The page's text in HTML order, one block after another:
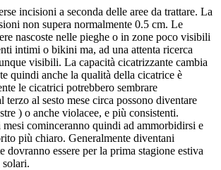
incisioni a seconda delle aree da trattare. La
non supera normalmente 0.5 cm. Le
nascoste nelle pieghe o in zone poco visibili
intimi o bikini ma, ad una attenta ricerca
visibili. La capacità cicatrizzante cambia
quindi anche la qualità della cicatrice è
le cicatrici potrebbero sembrare
al sesto mese circa possono diventare
) o anche violacee, e più consistenti.
mesi cominceranno quindi ad ammorbidirsi e
più chiaro. Generalmente diventani
dovranno essere per la prima stagione estiva
solari.